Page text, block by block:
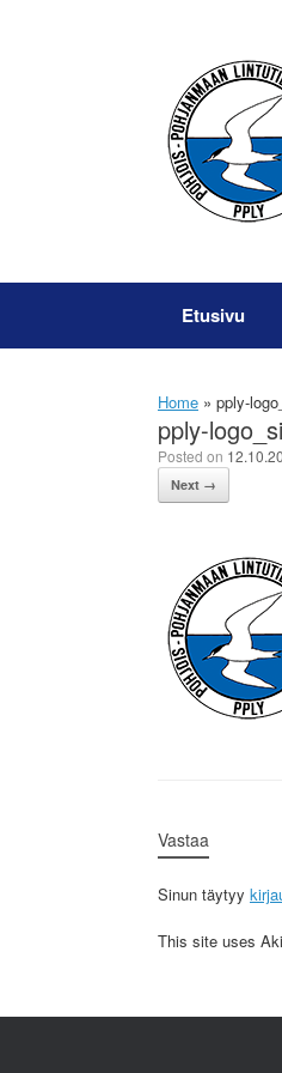
Etusivu
Home » pply-
pply-
Posted on
Next →
Vastaa
Sinun täytyy
This site uses